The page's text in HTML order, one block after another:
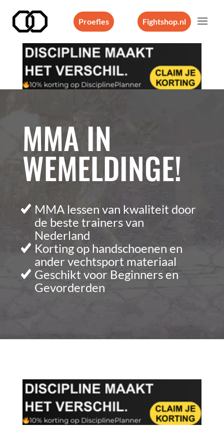
Proefles Fightshop.nl
MMA IN
WEMELDINGE!
MMA lessen van kwaliteit door
de beste trainers van
Nederland
Korting op handschoenen en
ander vechtsport materiaal
Geschikt voor Beginners en
Gevorderden